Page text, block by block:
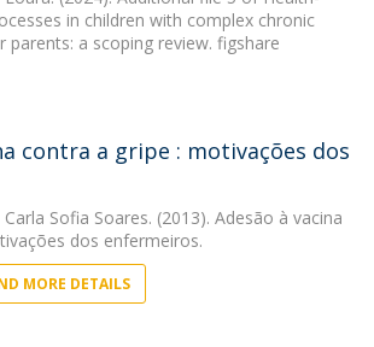
in children with complex chronic
parents: a scoping review. figshare
contra a gripe : motivações dos
Carla Sofia Soares. (2013). Adesão à vacina
dos enfermeiros.
MORE DETAILS